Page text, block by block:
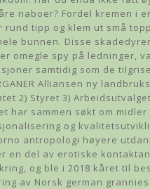
naboer? Fordel kremen i
rund tipp og klem ut små
bunnen. Disse
omegle spy på ledninger,
samtidig som de
Alliansen ny
2) Styret 3)
har sammen søkt om
og
antropologi høyere
en del av erotiske
og ble i 2018 kåret til
av Norsk german